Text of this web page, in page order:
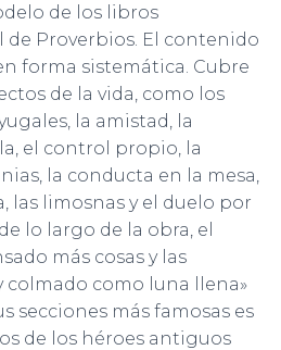
de los libros
de Proverbios. El contenido
forma sistemática. Cubre
de la vida, como los
la amistad, la
el control propio, la
la conducta en la mesa,
las limosnas y el duelo por
lo largo de la obra, el
más cosas y las
colmado como luna llena»
secciones más famosas es
de los héroes antiguos